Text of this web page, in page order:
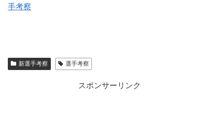
手考察
新選手考察 選手考察
スポンサーリンク